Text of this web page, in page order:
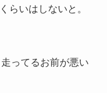
らいはしないと。
ってるお前が悪い